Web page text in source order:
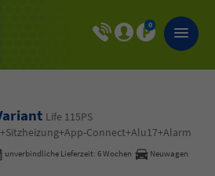
0
Life 115PS
Connect+Alu17+Alarm
unverbindliche Lieferzeit: 6 Wochen Neuwagen